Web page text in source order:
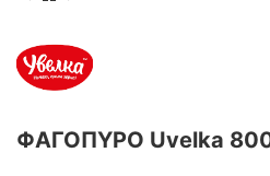
ΦΑΓΟΠΥΡΟ Uvelka